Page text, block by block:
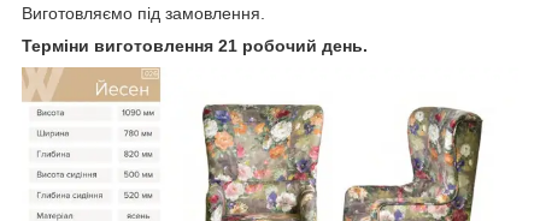
Виготовляємо під замовлення.
Терміни виготовлення 21 робочий день.